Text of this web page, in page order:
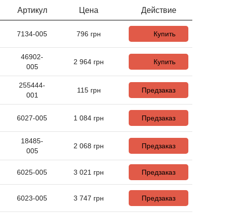
Артикул Цена Действие
7134-005 796 грн Купить
46902-
005
2 964 грн Купить
255444-
001
115 грн Предзаказ
6027-005 1 084 грн Предзаказ
18485-
005
2 068 грн Предзаказ
6025-005 3 021 грн Предзаказ
6023-005 3 747 грн Предзаказ